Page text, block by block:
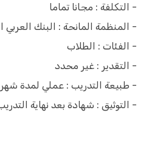
- التكلفة : مجانا تماما
- المنظمة المانحة : البنك العربي
- الفئات : الطلاب
- التقدير : غير محدد
- طبيعة التدريب : عملي لمدة شهر
- التوثيق : شهادة بعد نهاية